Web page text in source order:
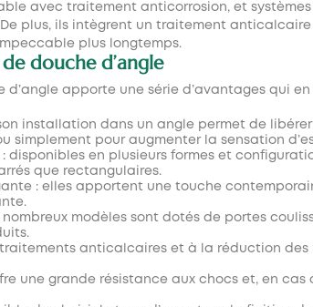
avec traitement anticorrosion, et
De plus, ils intègrent un traitement
plus longtemps.
douche d’angle
d’angle apporte une série d’avantages qui
installation dans un angle permet de
simplement pour augmenter la sensation
disponibles en plusieurs formes et
que rectangulaires.
: elles apportent une touche
modèles sont dotés de portes
anticalcaires et à la réduction
une grande résistance aux chocs et, en cas